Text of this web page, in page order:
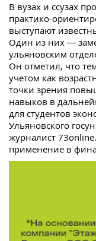
В вузах и ссузах
практико-
выступают
Один из них —
ульяновским
Он отметил, что
учетом как
точки зрения
навыков в
для студентов
Ульяновского
журналист
применение в